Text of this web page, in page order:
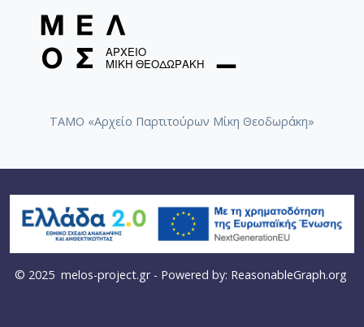
ΤΑΜΟ «Αρχείο Παρτιτούρων Μίκη Θεοδωράκη»
© 2025 melos-project.gr- Powered by: ReasonableGraph.org